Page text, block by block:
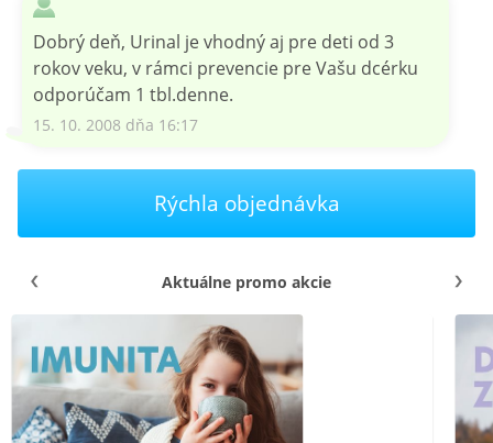
Dobrý deň, Urinal je vhodný aj pre deti od 3
rokov veku, v rámci prevencie pre Vašu dcérku
odporúčam 1 tbl.denne.
15. 10. 2008 dňa 16:17
Rýchla objednávka
Aktuálne promo akcie